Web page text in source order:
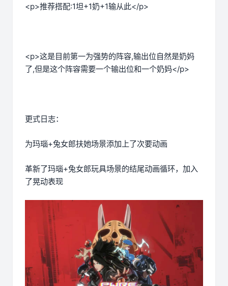
<p>推荐搭配:1坦+1奶+1输从此</p>
<p>这是目前第一为强势的阵容,输出位自然是奶妈
了,但是这个阵容需要一个输出位和一个奶妈</p>
更式日志：
为玛瑙+兔女郎扶她场景添加上了次要动画
革新了玛瑙+兔女郎玩具场景的结尾动画循环，加入
了晃动表现